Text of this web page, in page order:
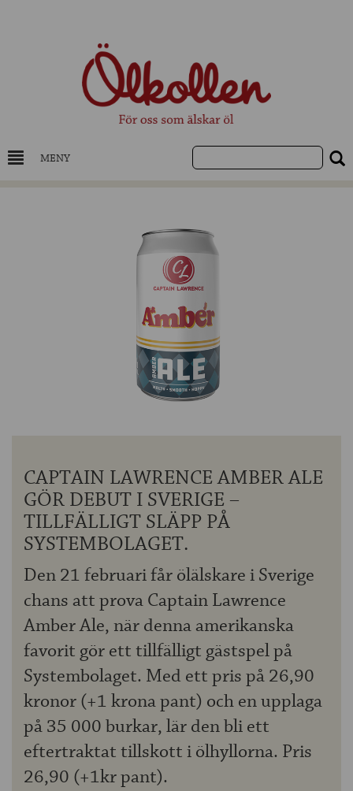
MENY
NYHETER
UTVALDA ÖL
UTVALDA CIDER
UTVALDA DESTILLAT
OM ÖLKOLLEN
CAPTAIN LAWRENCE AMBER ALE
GÖR DEBUT I SVERIGE –
TILLFÄLLIGT SLÄPP PÅ
SYSTEMBOLAGET.
Den 21 februari får ölälskare i Sverige
chans att prova Captain Lawrence
Amber Ale, när denna amerikanska
favorit gör ett tillfälligt gästspel på
Systembolaget. Med ett pris på 26,90
kronor (+1 krona pant) och en upplaga
på 35 000 burkar, lär den bli ett
eftertraktat tillskott i ölhyllorna. Pris
26,90 (+1kr pant).